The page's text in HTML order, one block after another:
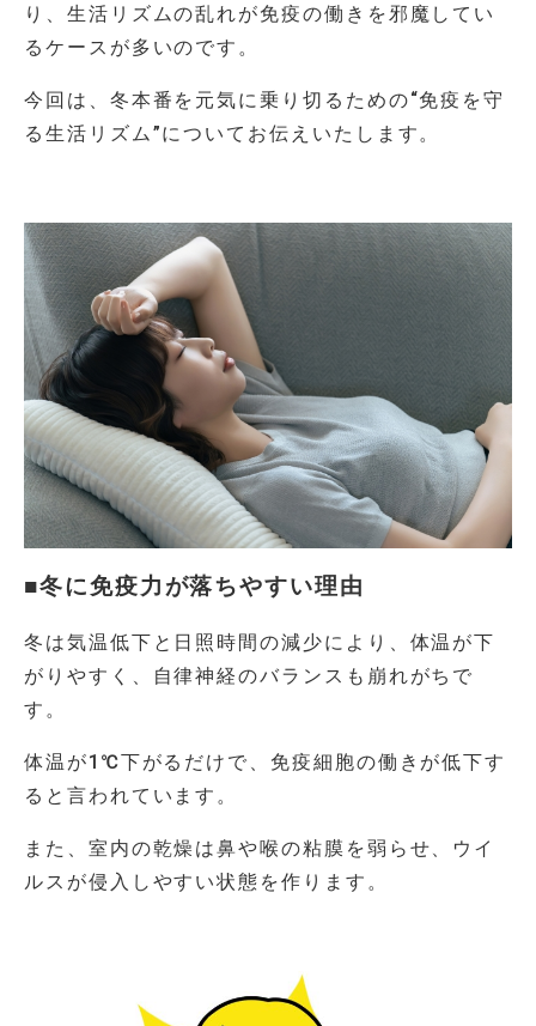
り、生活リズムの乱れが免疫の働きを邪魔してい
るケースが多いのです。
今回は、冬本番を元気に乗り切るための“免疫を守
る生活リズム”についてお伝えいたします。
■冬に免疫力が落ちやすい理由
冬は気温低下と日照時間の減少により、体温が下
がりやすく、自律神経のバランスも崩れがちで
す。
体温が1℃下がるだけで、免疫細胞の働きが低下す
ると言われています。
また、室内の乾燥は鼻や喉の粘膜を弱らせ、ウイ
ルスが侵入しやすい状態を作ります。